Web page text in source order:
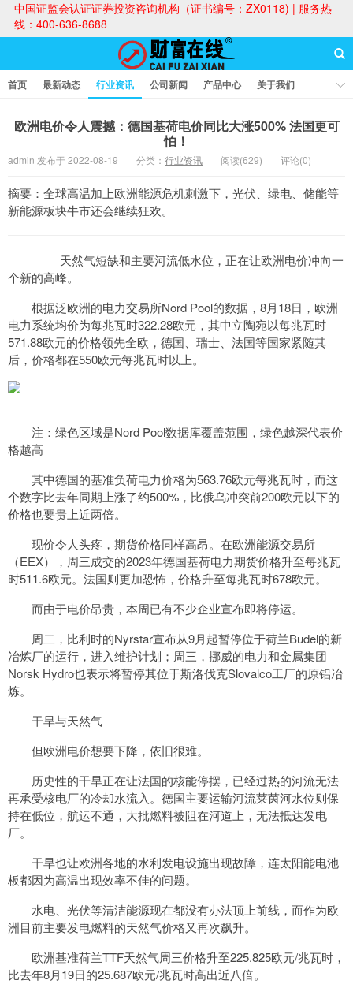
中国证监会认证证券投资咨询机构（证书编号：ZX0118) | 服务热
线：400-636-8688
财富在线
首页 最新动态 行业资讯 公司新闻 产品中心
关于我们
欧洲电价令人震撼：德国基荷电价同比大涨500% 法国更可
怕！
admin 发布于 2022-08-19 分类： 行业资讯 阅读(629) 评论(0)
摘要：全球高温加上欧洲能源危机刺激下，光伏、绿电、储能等
新能源板块牛市还会继续狂欢。
天然气短缺和主要河流低水位，正在让欧洲电价冲向一
个新的高峰。
根据泛欧洲的电力交易所Nord Pool的数据，8月18日，欧洲
电力系统均价为每兆瓦时322.28欧元，其中立陶宛以每兆瓦时
571.88欧元的价格领先全欧，德国、瑞士、法国等国家紧随其
后，价格都在550欧元每兆瓦时以上。
注：绿色区域是Nord Pool数据库覆盖范围，绿色越深代表价
格越高
其中德国的基准负荷电力价格为563.76欧元每兆瓦时，而这
个数字比去年同期上涨了约500%，比俄乌冲突前200欧元以下的
价格也要贵上近两倍。
现价令人头疼，期货价格同样高昂。在欧洲能源交易所
（EEX），周三成交的2023年德国基荷电力期货价格升至每兆瓦
时511.6欧元。法国则更加恐怖，价格升至每兆瓦时678欧元。
而由于电价昂贵，本周已有不少企业宣布即将停运。
周二，比利时的Nyrstar宣布从9月起暂停位于荷兰Budel的新
冶炼厂的运行，进入维护计划；周三，挪威的电力和金属集团
Norsk Hydro也表示将暂停其位于斯洛伐克Slovalco工厂的原铝冶
炼。
干旱与天然气
但欧洲电价想要下降，依旧很难。
历史性的干旱正在让法国的核能停摆，已经过热的河流无法
再承受核电厂的冷却水流入。德国主要运输河流莱茵河水位则保
持在低位，航运不通，大批燃料被阻在河道上，无法抵达发电
厂。
干旱也让欧洲各地的水利发电设施出现故障，连太阳能电池
板都因为高温出现效率不佳的问题。
水电、光伏等清洁能源现在都没有办法顶上前线，而作为欧
洲目前主要发电燃料的天然气价格又再次飙升。
欧洲基准荷兰TTF天然气周三价格升至225.825欧元/兆瓦时，
比去年8月19日的25.687欧元/兆瓦时高出近八倍。